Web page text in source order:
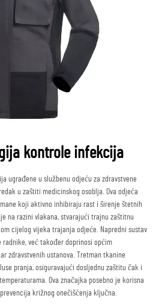
kontrole infekcija
ugrađene u službenu odjeću za zdravstvene
u zaštiti medicinskog osoblja. Ova odjeća
koji aktivno inhibiraju rast i širenje štetnih
na razini vlakana, stvarajući trajnu zaštitnu
cijelog vijeka trajanja odjeće. Napredni sustav
već također doprinosi općim
zdravstvenih ustanova. Tretman tkanine
pranja, osiguravajući dosljednu zaštitu čak i
Ova značajka posebno je korisna
križnog onečišćenja ključna.